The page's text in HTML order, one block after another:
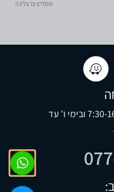
ממליצים עלינו!
שעות פעילות בימים א'-ה' 7:30-16:30 ובימי ו' עד